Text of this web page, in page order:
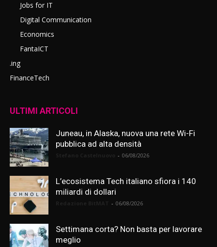
Jobs for IT
Digital Communication
Economics
FantaICT
.ing
FinanceTech
ULTIMI ARTICOLI
Juneau, in Alaska, nuova una rete Wi-Fi
pubblica ad alta densità
- 06/08/2026
L’ecosistema Tech italiano sfiora i 140
miliardi di dollari
- 06/08/2026
Settimana corta? Non basta per lavorare
meglio